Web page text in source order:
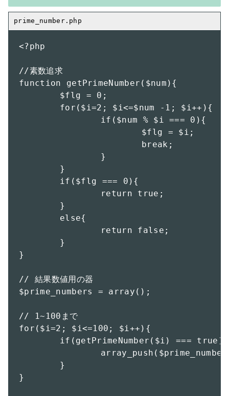
<?php
//素数追求
function getPrimeNumber($num){
}
// 結果数値用の器
$prime_numbers = array();
// 1~100まで
for($i=2; $i<=100; $i++){
}